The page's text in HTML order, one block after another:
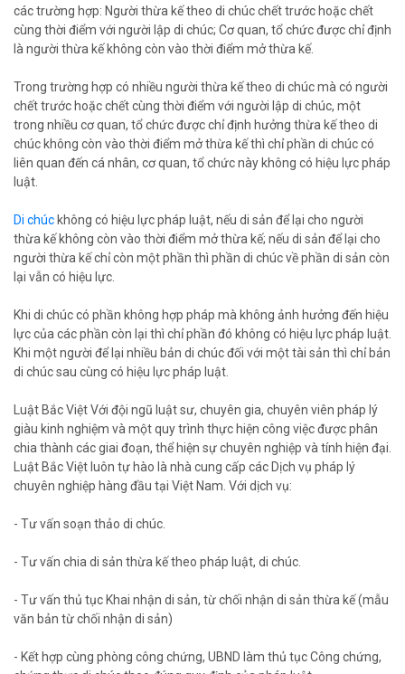
các trường hợp: Người thừa kế theo di chúc chết trước hoặc chết
cùng thời điểm với người lập di chúc; Cơ quan, tổ chức được chỉ định
là người thừa kế không còn vào thời điểm mở thừa kế.
Trong trường hợp có nhiều người thừa kế theo di chúc mà có người
chết trước hoặc chết cùng thời điểm với người lập di chúc, một
trong nhiều cơ quan, tổ chức được chỉ định hưởng thừa kế theo di
chúc không còn vào thời điểm mở thừa kế thì chỉ phần di chúc có
liên quan đến cá nhân, cơ quan, tổ chức này không có hiệu lực pháp
luật.
Di chúc không có hiệu lực pháp luật, nếu di sản để lại cho người
thừa kế không còn vào thời điểm mở thừa kế; nếu di sản để lại cho
người thừa kế chỉ còn một phần thì phần di chúc về phần di sản còn
lại vẫn có hiệu lực.
Khi di chúc có phần không hợp pháp mà không ảnh hưởng đến hiệu
lực của các phần còn lại thì chỉ phần đó không có hiệu lực pháp luật.
Khi một người để lại nhiều bản di chúc đối với một tài sản thì chỉ bản
di chúc sau cùng có hiệu lực pháp luật.
Luật Bắc Việt Với đội ngũ luật sư, chuyên gia, chuyên viên pháp lý
giàu kinh nghiệm và một quy trình thực hiện công việc được phân
chia thành các giai đoạn, thể hiện sự chuyên nghiệp và tính hiện đại.
Luật Bắc Việt luôn tự hào là nhà cung cấp các Dịch vụ pháp lý
chuyên nghiệp hàng đầu tại Việt Nam. Với dịch vụ:
- Tư vấn soạn thảo di chúc.
- Tư vấn chia di sản thừa kế theo pháp luật, di chúc.
- Tư vấn thủ tục Khai nhận di sản, từ chối nhận di sản thừa kế (mẫu
văn bản từ chối nhận di sản)
- Kết hợp cùng phòng công chứng, UBND làm thủ tục Công chứng,